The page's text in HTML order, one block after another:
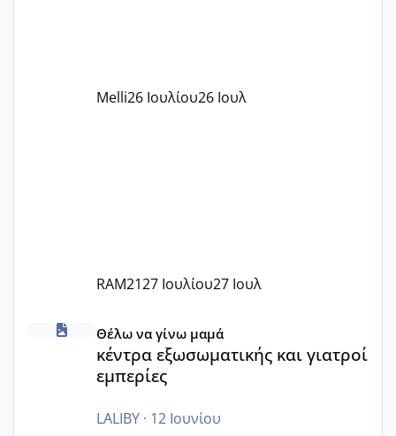
Εγώ πήγα σε έναν ιδιωτικό παιδικό στ
Melli26 Ιουλίου26 Ιουλ
RAM2127 Ιουλίου27 Ιουλ
κέντρα εξωσωματικής και γιατροί εμπερίες
Θέλω να γίνω μαμά
κέντρα εξωσωματικής και γιατροί
εμπερίες
LALIBY· 12 Ιουνίου